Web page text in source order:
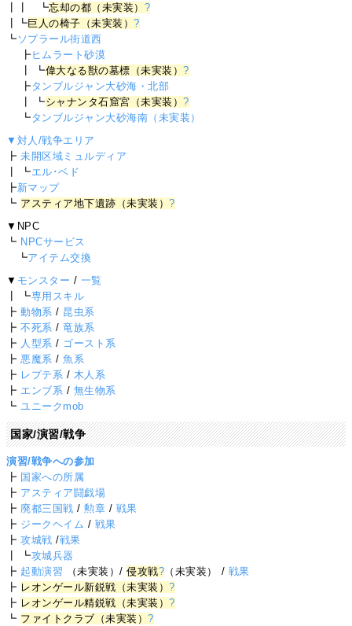
┃┃ ┗忘却の都（未実装） ?
┃┗巨人の椅子（未実装）?
┗ ソプラール街道西
┣ ヒムラート砂漠
┃ ┗偉大なる獣の墓標（未実装）?
┣ タンブルジャン大砂海・北部
┃ ┗シャナンタ石窟宮（未実装）?
┗ タンブルジャン大砂海南（未実装）
▼対人/戦争エリア
┣未開区域ミュルディア
┃ ┗エル･ベド
┣新マップ
┗ アスティア地下遺跡（未実装）?
▼NPC
┗ NPCサービス
┗アイテム交換
▼ モンスター / 一覧
┃ ┗専用スキル
┣動物系 / 昆虫系
┣不死系 /竜族系
┣ 人型系 / ゴースト系
┣ 悪魔系 /魚系
┣ レプテ系 / 木人系
┣ エンブ系 / 無生物系
┗ ユニークmob
国家/演習/戦争
演習/戦争への参加
┣ 国家への所属
┣ アスティア闘戯場
┣ 廃都三国戦 /勲章 / 戦果
┣ ジークヘイム / 戦果
┣攻城戦 /戦果
┃ ┗攻城兵器
┣ 起動演習 （未実装）/侵攻戦? （未実装） / 戦果
┣ レオンゲール新鋭戦（未実装）?
┣ レオンゲール精鋭戦（未実装）?
┗ ファイトクラブ（未実装）?